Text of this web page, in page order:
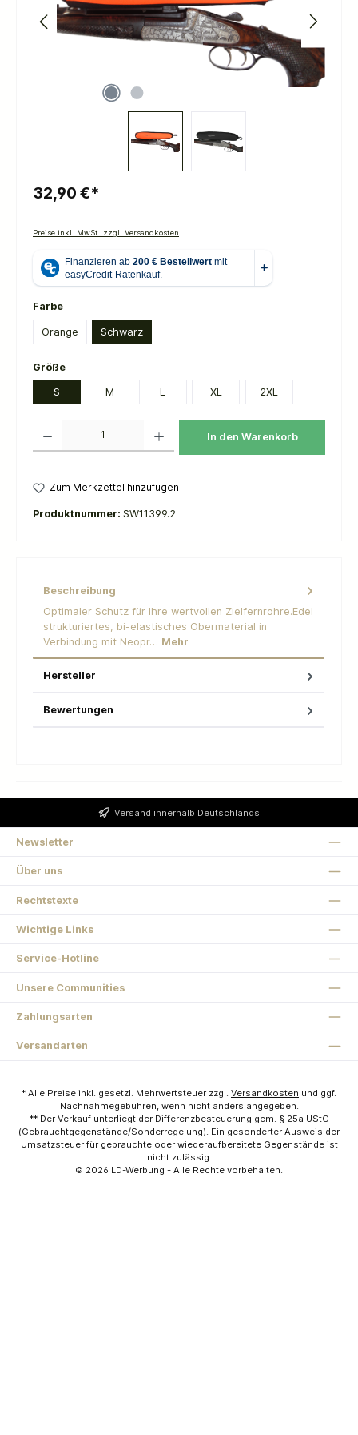
32,90 €*
Preise inkl. MwSt. zzgl. Versandkosten
Farbeauswählen
Orange Schwarz
Größeauswählen
S M L XL 2XL
In den Warenkorb
Zum Merkzettel hinzufügen
Produktnummer: SW11399.2
Beschreibung
Optimaler Schutz für Ihre wertvollen Zielfernrohre.Edel
strukturiertes, bi-elastisches Obermaterial in
Verbindung mit Neopr… Mehr
Hersteller
Bewertungen
Versand innerhalb Deutschlands
Newsletter
Über uns
Rechtstexte
Wichtige Links
Service-Hotline
Unsere Communities
Zahlungsarten
Versandarten
* Alle Preise inkl. gesetzl. Mehrwertsteuer zzgl. Versandkosten und ggf.
Nachnahmegebühren, wenn nicht anders angegeben.
** Der Verkauf unterliegt der Differenzbesteuerung gem. § 25a UStG
(Gebrauchtgegenstände/Sonderregelung). Ein gesonderter Ausweis der
Umsatzsteuer für gebrauchte oder wiederaufbereitete Gegenstände ist
nicht zulässig.
© 2026 LD-Werbung - Alle Rechte vorbehalten.